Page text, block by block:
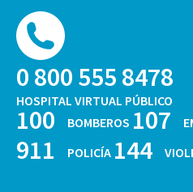
0 800 555 8478
HOSPITAL VIRTUAL PÚBLICO
100 BOMBEROS 107
911 POLICÍA 144